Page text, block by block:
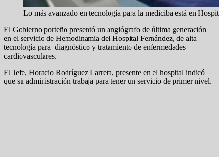
Lo más avanzado en tecnología para la mediciba está en
El Gobierno porteño presentó un angiógrafo de última generación
en el servicio de Hemodinamia del Hospital Fernández, de alta
tecnología para diagnóstico y tratamiento de enfermedades
cardiovasculares.
El Jefe, Horacio Rodríguez Larreta, presente en el hospital indicó
que su administración trabaja para tener un servicio de primer nivel.